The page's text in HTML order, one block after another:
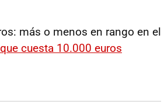
más o menos en rango en el
cuesta 10.000 euros